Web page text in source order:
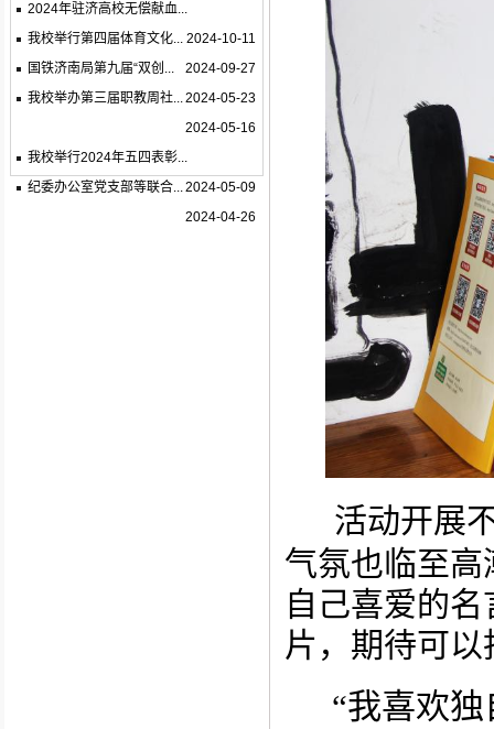
2024年驻济高校无偿献血...
2024-10-11
我校举行第四届体育文化...
2024-09-27
国铁济南局第九届“双创...
2024-05-23
我校举办第三届职教周社...
2024-05-16
我校举行2024年五四表彰...
2024-05-09
纪委办公室党支部等联合...
2024-04-26
活动开展
气氛也临至
自己喜爱的
片，期待可
“我喜欢